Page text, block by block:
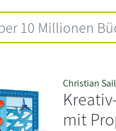
Christian
mit